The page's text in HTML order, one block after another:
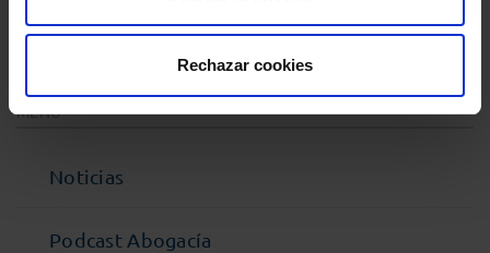
Rechazar cookies
Comparte:
MENÚ
Noticias
Podcast Abogacía